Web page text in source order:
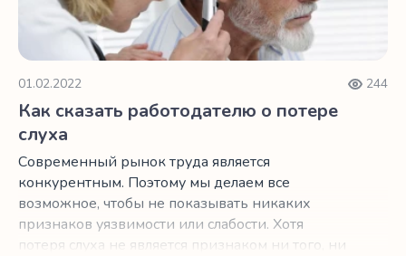
01.02.2022 244
Как сказать работодателю о потере
слуха
Современный рынок труда является
конкурентным. Поэтому мы делаем все
возможное, чтобы не показывать никаких
признаков уязвимости или слабости. Хотя
потеря слуха не является признаком ни того, ни